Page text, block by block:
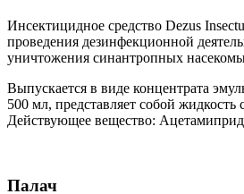
Инсектицидное средство Dezus
проведения дезинфекционной
уничтожения синантропных
Выпускается в виде концентрата
500 мл, представляет собой жидкость
Действующее вещество:
Палач